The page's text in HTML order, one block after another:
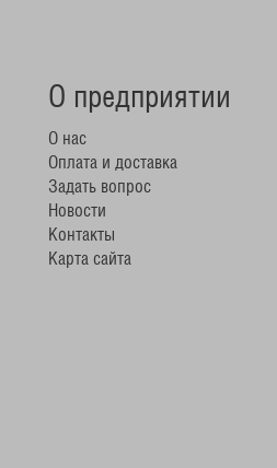
О предприятии
О нас
Оплата и доставка
Задать вопрос
Новости
Контакты
Карта сайта